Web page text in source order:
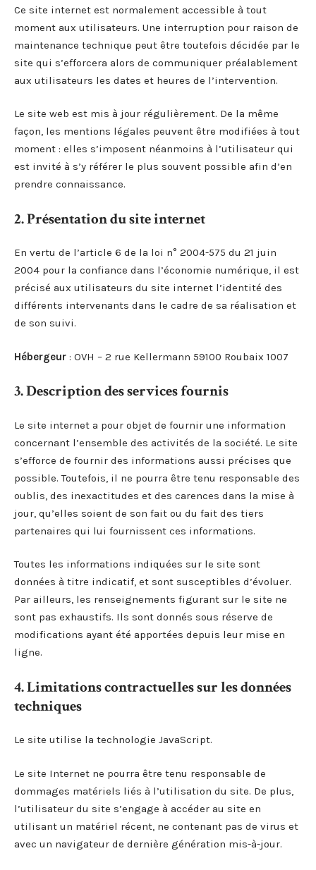
Ce site internet est normalement accessible à tout
moment aux utilisateurs. Une interruption pour raison de
maintenance technique peut être toutefois décidée par le
site qui s’efforcera alors de communiquer préalablement
aux utilisateurs les dates et heures de l’intervention.
Le site web est mis à jour régulièrement. De la même
façon, les mentions légales peuvent être modifiées à tout
moment : elles s’imposent néanmoins à l’utilisateur qui
est invité à s’y référer le plus souvent possible afin d’en
prendre connaissance.
2. Présentation du site internet
En vertu de l’article 6 de la loi n° 2004-575 du 21 juin
2004 pour la confiance dans l’économie numérique, il est
précisé aux utilisateurs du site internet l’identité des
différents intervenants dans le cadre de sa réalisation et
de son suivi.
Hébergeur : OVH – 2 rue Kellermann 59100 Roubaix 1007
3. Description des services fournis
Le site internet a pour objet de fournir une information
concernant l’ensemble des activités de la société. Le site
s’efforce de fournir des informations aussi précises que
possible. Toutefois, il ne pourra être tenu responsable des
oublis, des inexactitudes et des carences dans la mise à
jour, qu’elles soient de son fait ou du fait des tiers
partenaires qui lui fournissent ces informations.
Toutes les informations indiquées sur le site sont
données à titre indicatif, et sont susceptibles d’évoluer.
Par ailleurs, les renseignements figurant sur le site ne
sont pas exhaustifs. Ils sont donnés sous réserve de
modifications ayant été apportées depuis leur mise en
ligne.
4. Limitations contractuelles sur les données
techniques
Le site utilise la technologie JavaScript.
Le site Internet ne pourra être tenu responsable de
dommages matériels liés à l’utilisation du site. De plus,
l’utilisateur du site s’engage à accéder au site en
utilisant un matériel récent, ne contenant pas de virus et
avec un navigateur de dernière génération mis-à-jour.